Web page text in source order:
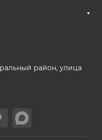
район, улица